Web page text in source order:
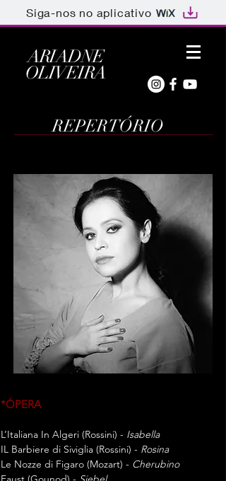
Siga-nos no aplicativo
ARIADNE
OLIVEIRA
REPERTÓRIO
*ÓPERA
L’Italiana In Algeri (Rossini) - Isabella
IL Barbiere di Siviglia (Rossini) - Rosina
Le Nozze di Figaro (Mozart) - Cherubino